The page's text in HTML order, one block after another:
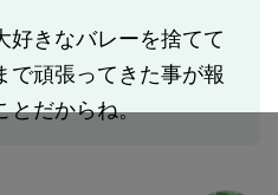
好きなバレーを捨てて
で頑張ってきた事が報
とだからね。